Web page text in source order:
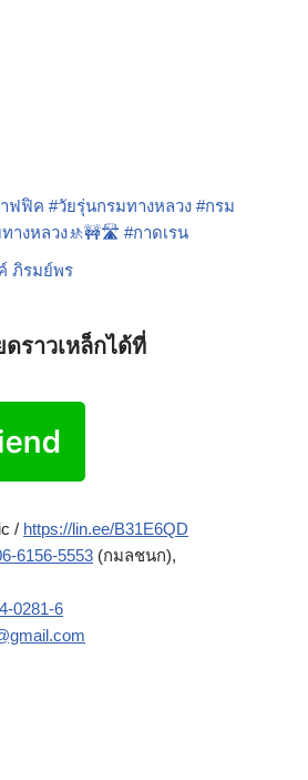
ฟฟิค #วัยรุ่นกรมทางหลวง #กรม
างหลวง🚸🚧🛣️ #กาดเรน
ภิรมย์พร
ราวเหล็กได้ที่
/ https://lin.ee/B31E6QD
6156-5553 (กมลชนก),
0281-6